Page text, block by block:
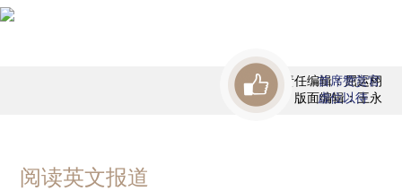
责任编辑：屈运栩
版面编辑：王永
首席赞赏官
虚位以待
阅读英文报道